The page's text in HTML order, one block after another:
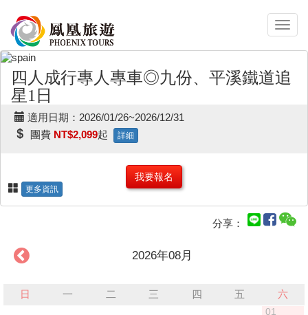
四人成行專人專車◎九份、平溪鐵道追
星1日
適用日期：2026/01/26~2026/12/31
團費 NT$2,099起 詳細
我要報名
更多資訊
分享：
2026年08月
日 一 二 三 四 五 六
01